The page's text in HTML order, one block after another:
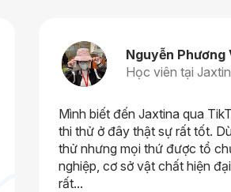
Nguyễn Phương
Học viên tại
Mình biết đến Jaxtina qua
thi thử ở đây thật sự rất tốt.
thử nhưng mọi thứ được tổ
nghiệp, cơ sở vật chất hiện
rất...